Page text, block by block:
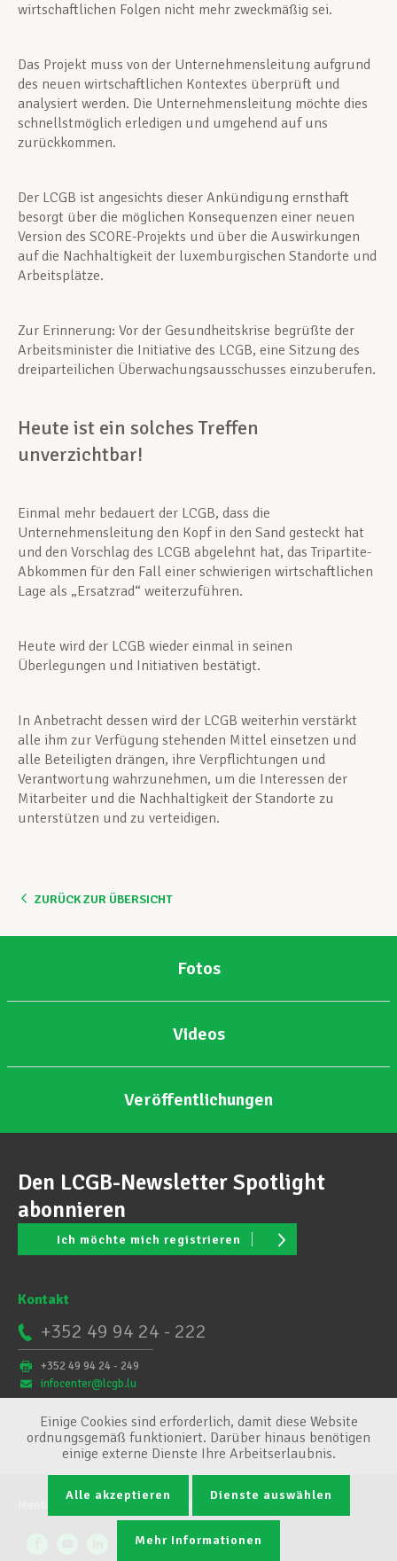
wirtschaftlichen Folgen nicht mehr zweckmäßig sei.
Das Projekt muss von der Unternehmensleitung aufgrund
des neuen wirtschaftlichen Kontextes überprüft und
analysiert werden. Die Unternehmensleitung möchte dies
schnellstmöglich erledigen und umgehend auf uns
zurückkommen.
Der LCGB ist angesichts dieser Ankündigung ernsthaft
besorgt über die möglichen Konsequenzen einer neuen
Version des SCORE-Projekts und über die Auswirkungen
auf die Nachhaltigkeit der luxemburgischen Standorte und
Arbeitsplätze.
Zur Erinnerung: Vor der Gesundheitskrise begrüßte der
Arbeitsminister die Initiative des LCGB, eine Sitzung des
dreiparteilichen Überwachungsausschusses einzuberufen.
Heute ist ein solches Treffen
unverzichtbar!
Einmal mehr bedauert der LCGB, dass die
Unternehmensleitung den Kopf in den Sand gesteckt hat
und den Vorschlag des LCGB abgelehnt hat, das Tripartite-
Abkommen für den Fall einer schwierigen wirtschaftlichen
Lage als „Ersatzrad“ weiterzuführen.
Heute wird der LCGB wieder einmal in seinen
Überlegungen und Initiativen bestätigt.
In Anbetracht dessen wird der LCGB weiterhin verstärkt
alle ihm zur Verfügung stehenden Mittel einsetzen und
alle Beteiligten drängen, ihre Verpflichtungen und
Verantwortung wahrzunehmen, um die Interessen der
Mitarbeiter und die Nachhaltigkeit der Standorte zu
unterstützen und zu verteidigen.
ZURÜCK ZUR ÜBERSICHT
Fotos
Videos
Veröffentlichungen
Den LCGB-Newsletter Spotlight
abonnieren
Ich möchte mich registrieren
Kontakt
+352 49 94 24 - 222
+352 49 94 24 - 249
infocenter@lcgb.lu
Conditions générales
Einige Cookies sind erforderlich, damit diese Website
ordnungsgemäß funktioniert. Darüber hinaus benötigen
einige externe Dienste Ihre Arbeitserlaubnis.
Alle akzeptieren Dienste auswählen
Mehr Informationen